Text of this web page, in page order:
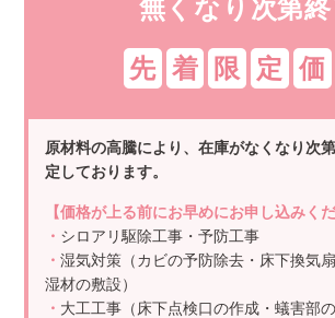
無くなり次第終
先 着 限 定 価
原材料の高騰により、在庫がなくなり次
定しております。
【価格が上る前にお早めにお申し込みくだ
・ シロアリ駆除工事・予防工事
・湿気対策（カビの予防除去・床下換気
湿材の敷設）
・ 大工工事（床下点検口の作成・蟻害部の